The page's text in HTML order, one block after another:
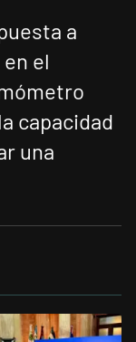
a
el
capacidad
una